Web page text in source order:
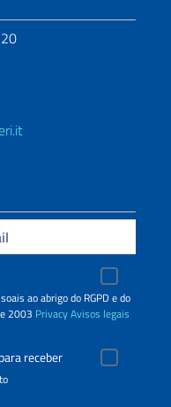
ao abrigo do RGPD e do
2003 PrivacyAvisos legais
receber